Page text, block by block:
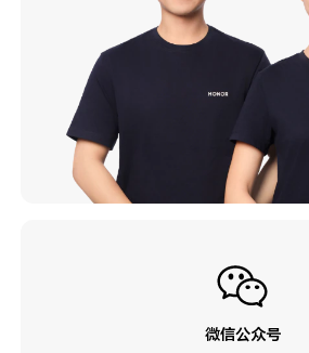
微信公众号